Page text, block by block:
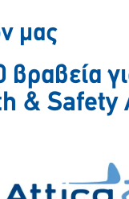
μας
& Safety